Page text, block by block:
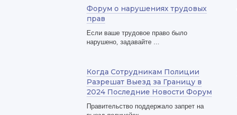
Форум о нарушениях трудовых
прав
Если ваше трудовое право было
нарушено, задавайте ...
Когда Сотрудникам Полиции
Разрешат Выезд за Границу в
2024 Последние Новости Форум
Правительство поддержало запрет на